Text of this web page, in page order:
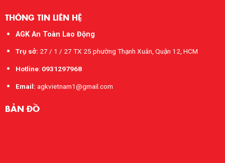
THÔNG TIN LIÊN HỆ
AGK An Toàn Lao Động
Trụ sở: 27 / 1 / 27 TX 25 phường Thạnh Xuân, Quận 12, HCM
Hotline: 0931297968
Email: agkvietnam1@gmail.com
BẢN ĐỒ